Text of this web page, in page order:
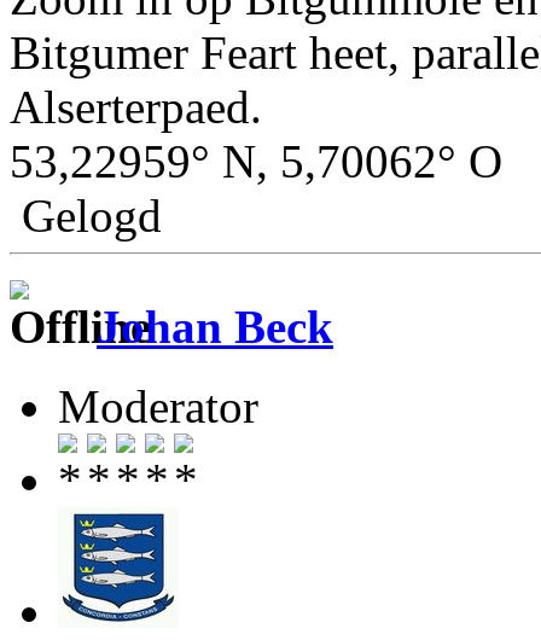
Bitgumer Feart heet,
Alserterpaed.
53,22959° N, 5,70062° O
Gelogd
Johan Beck
Moderator